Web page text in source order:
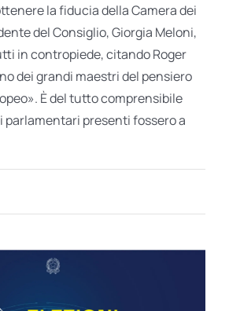
la fiducia della Camera dei
del Consiglio, Giorgia Meloni,
in contropiede, citando Roger
dei grandi maestri del pensiero
È del tutto comprensibile
parlamentari presenti fossero a